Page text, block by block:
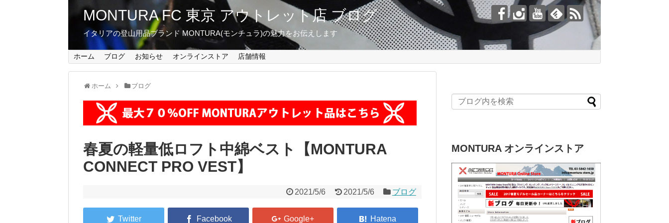
MONTURA FC 東京 アウトレット店 ブログ
イタリアの登山用品ブランド MONTURA(モンチュラ)の魅力をお伝えします
ホーム ブログ お知らせ オンラインストア 店舗情報
ホーム ブログ
春夏の軽量低ロフト中綿ベスト【MONTURA
CONNECT PRO VEST】
2021/5/6 2021/5/6 ブログ
MONTURA オンラインストア